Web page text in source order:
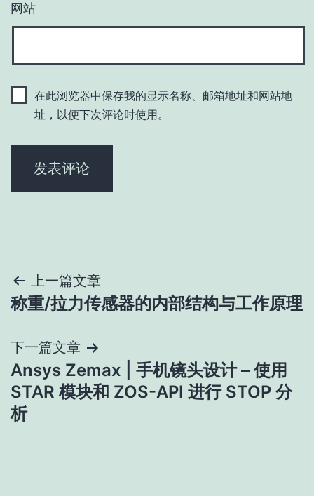
网站
在此浏览器中保存我的显示名称、邮箱地址和网站地
址，以便下次评论时使用。
文
章
导
航
上一篇文章
称重/拉力传感器的内部结构与工作原理
下一篇文章
Ansys Zemax | 手机镜头设计 – 使用
STAR 模块和 ZOS-API 进行 STOP 分
析